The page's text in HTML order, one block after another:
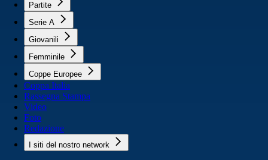
Partite
Serie A
Giovanili
Femminile
Coppe Europee
Coppa Italia
Rassegna Stampa
Video
Foto
Redazione
I siti del nostro network